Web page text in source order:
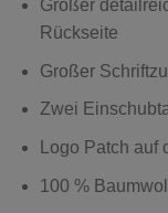
Großer
Rückseite
Großer
Zwei
Logo Patch
100 %